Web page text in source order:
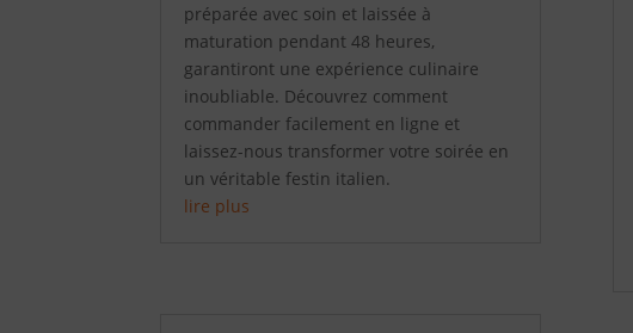
préparée avec soin et laissée à
maturation pendant 48 heures,
garantiront une expérience culinaire
inoubliable. Découvrez comment
commander facilement en ligne et
laissez-nous transformer votre soirée en
un véritable festin italien.
lire plus